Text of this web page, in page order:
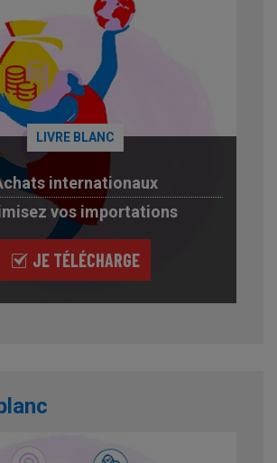
LIVRE BLANC
internationaux
vos importations
JE TÉLÉCHARGE